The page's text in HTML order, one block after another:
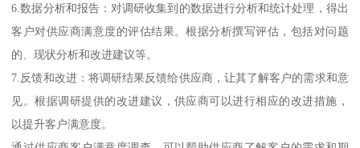
6.数据分析和报告：对调研收集到的数据进行分析和统计处理，得出
客户对供应商满意度的评估结果。根据分析撰写评估，包括对问题
的、现状分析和改进建议等。
7.反馈和改进：将调研结果反馈给供应商，让其了解客户的需求和意
见。根据调研提供的改进建议，供应商可以进行相应的改进措施，
以提升客户满意度。